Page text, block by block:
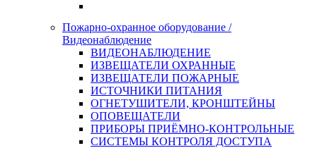
Пожарно-охранное оборудование /
Видеонаблюдение
ВИДЕОНАБЛЮДЕНИЕ
ИЗВЕЩАТЕЛИ ОХРАННЫЕ
ИЗВЕЩАТЕЛИ ПОЖАРНЫЕ
ИСТОЧНИКИ ПИТАНИЯ
ОГНЕТУШИТЕЛИ, КРОНШТЕЙНЫ
ОПОВЕЩАТЕЛИ
ПРИБОРЫ ПРИЁМНО-КОНТРОЛЬНЫЕ
СИСТЕМЫ КОНТРОЛЯ ДОСТУПА